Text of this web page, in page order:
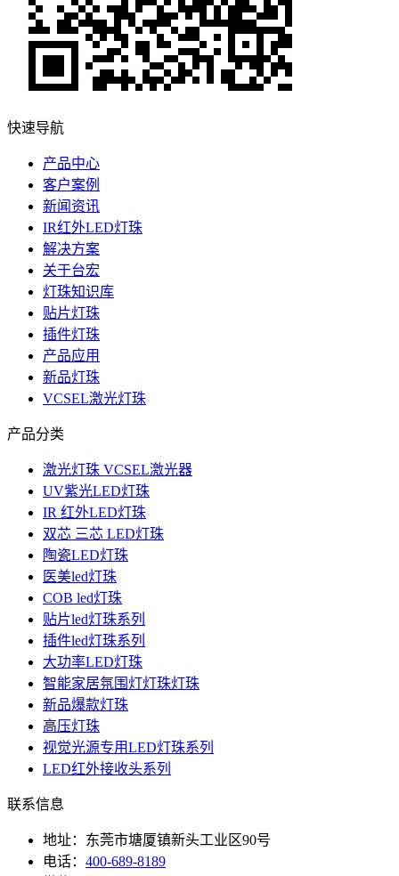
快速导航
产品中心
客户案例
新闻资讯
IR红外LED灯珠
解决方案
关于台宏
灯珠知识库
贴片灯珠
插件灯珠
产品应用
新品灯珠
VCSEL激光灯珠
产品分类
激光灯珠 VCSEL激光器
UV紫光LED灯珠
IR 红外LED灯珠
双芯 三芯 LED灯珠
陶瓷LED灯珠
医美led灯珠
COB led灯珠
贴片led灯珠系列
插件led灯珠系列
大功率LED灯珠
智能家居氛围灯灯珠灯珠
新品爆款灯珠
高压灯珠
视觉光源专用LED灯珠系列
LED红外接收头系列
联系信息
地址：东莞市塘厦镇新头工业区90号
电话： 400-689-8189